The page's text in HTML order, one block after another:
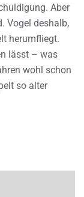
Aber
Vogel deshalb,
herumfliegt.
lässt – was
wohl schon
so alter